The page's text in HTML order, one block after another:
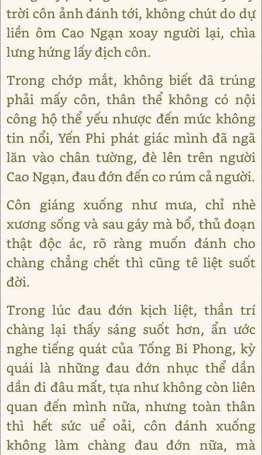
trời côn ảnh đánh tới, không chút do dự
liền ôm Cao Ngạn xoay người lại, chìa
lưng hứng lấy địch côn.
Trong chớp mắt, không biết đã trúng
phải mấy côn, thân thể không có nội
công hộ thể yếu nhược đến mức không
tin nổi, Yến Phi phát giác mình đã ngã
lăn vào chân tường, đè lên trên người
Cao Ngạn, đau đớn đến co rúm cả người.
Côn giáng xuống như mưa, chỉ nhè
xương sống và sau gáy mà bổ, thủ đoạn
thật độc ác, rõ ràng muốn đánh cho
chàng chẳng chết thì cũng tê liệt suốt
đời.
Trong lúc đau đớn kịch liệt, thần trí
chàng lại thấy sáng suốt hơn, ẩn ước
nghe tiếng quát của Tống Bi Phong, kỳ
quái là những đau đớn nhục thể dần
dần đi đâu mất, tựa như không còn liên
quan đến mình nữa, nhưng toàn thân
thì hết sức uể oải, côn đánh xuống
không làm chàng đau đớn nữa, mà